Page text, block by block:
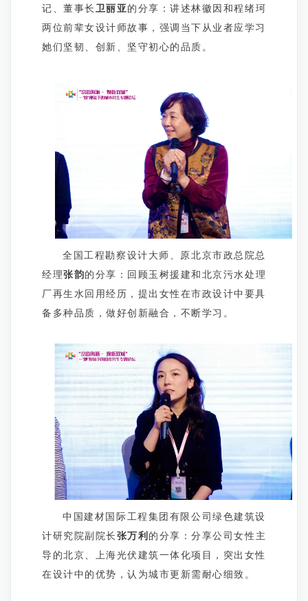
记、董事长 卫丽亚的分享：讲述林徽因和程绪珂
两位前辈女设计师故事，强调当下从业者应学习
她们坚韧、创新、坚守初心的品质。
全国工程勘察设计大师、原北京市政总院总
经理张韵的分享：回顾玉树援建和北京污水处理
厂再生水回用经历，提出女性在市政设计中要具
备多种品质，做好创新融合，不断学习。
中国建材国际工程集团有限公司绿色建筑设
计研究院副院长张万利的分享：分享公司女性主
导的北京、上海光伏建筑一体化项目，突出女性
在设计中的优势，认为城市更新需耐心细致。